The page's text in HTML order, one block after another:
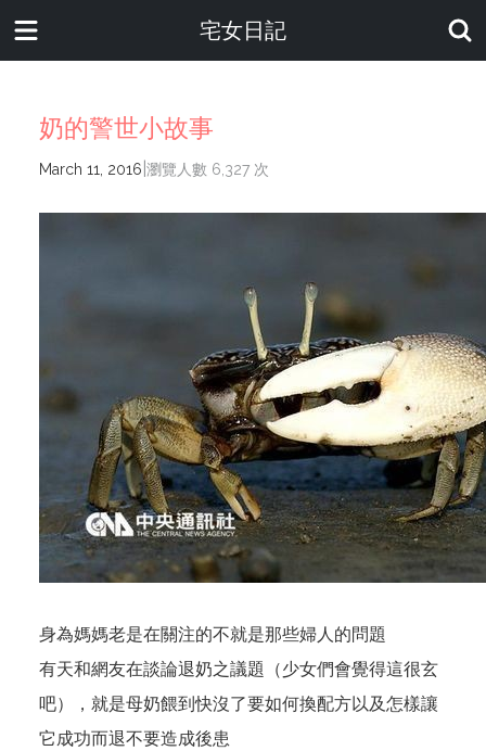
宅女日記
奶的警世小故事
March 11, 2016 瀏覽人數 6,327 次
身為媽媽老是在關注的不就是那些婦人的問題
有天和網友在談論退奶之議題（少女們會覺得這很玄
吧），就是母奶餵到快沒了要如何換配方以及怎樣讓
它成功而退不要造成後患